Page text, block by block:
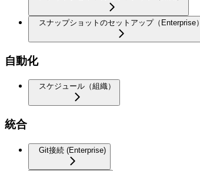
スナップショットのセットアップ（Enterprise）
自動化
スケジュール（組織）
統合
Git接続 (Enterprise)